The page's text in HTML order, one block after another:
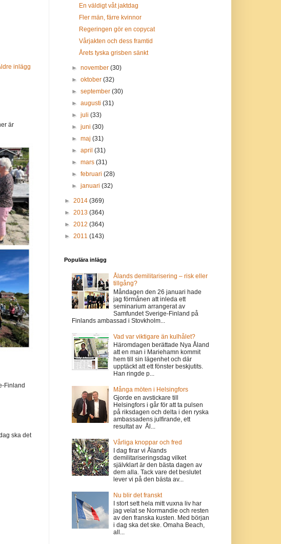
inlägg
är
Finland
ska det
En väldigt våt jaktdag
Fler män, färre kvinnor
Regeringen gör en copycat
Vårjakten och dess framtid
Årets tyska grisben sänkt
► november (30)
► oktober (32)
► september (30)
► augusti (31)
► juli (33)
► juni (30)
► maj (31)
► april (31)
► mars (31)
► februari (28)
► januari (32)
► 2014 (369)
► 2013 (364)
► 2012 (364)
► 2011 (143)
Populära inlägg
Ålands demilitarisering – risk eller
tillgång?
Måndagen den 26 januari hade
jag förmånen att inleda ett
seminarium arrangerat av
Samfundet Sverige-Finland på
Finlands ambassad i Stovkholm...
Vad var viktigare än kulhålet?
Häromdagen berättade Nya Åland
att en man i Mariehamn kommit
hem till sin lägenhet och där
upptäckt att ett fönster beskjutits.
Han ringde p...
Många möten i Helsingfors
Gjorde en avstickare till
Helsingfors i går för att ta pulsen
på riksdagen och delta i den ryska
ambassadens julfirande, ett
resultat av Ål...
Vårliga knoppar och fred
I dag firar vi Ålands
demilitariseringsdag vilket
självklart är den bästa dagen av
dem alla. Tack vare det beslutet
lever vi på den bästa av...
Nu blir det franskt
I stort sett hela mitt vuxna liv har
jag velat se Normandie och resten
av den franska kusten. Med början
i dag ska det ske. Omaha Beach,
all...